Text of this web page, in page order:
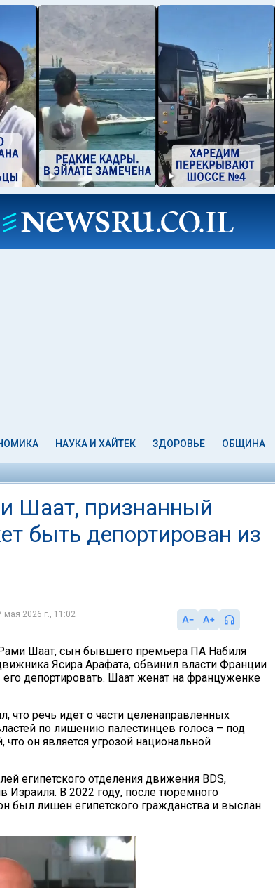
НАУКА И ХАЙТЕК ЗДОРОВЬЕ ОБЩИНА
Шаат, признанный
быть депортирован из
мая 2026 г., 11:02
Рами Шаат, сын бывшего премьера ПА Набиля
Ясира Арафата, обвинил власти Франции
депортировать. Шаат женат на француженке
что речь идет о части целенаправленных
по лишению палестинцев голоса – под
он является угрозой национальной
египетского отделения движения BDS,
Израиля. В 2022 году, после тюремного
был лишен египетского гражданства и выслан